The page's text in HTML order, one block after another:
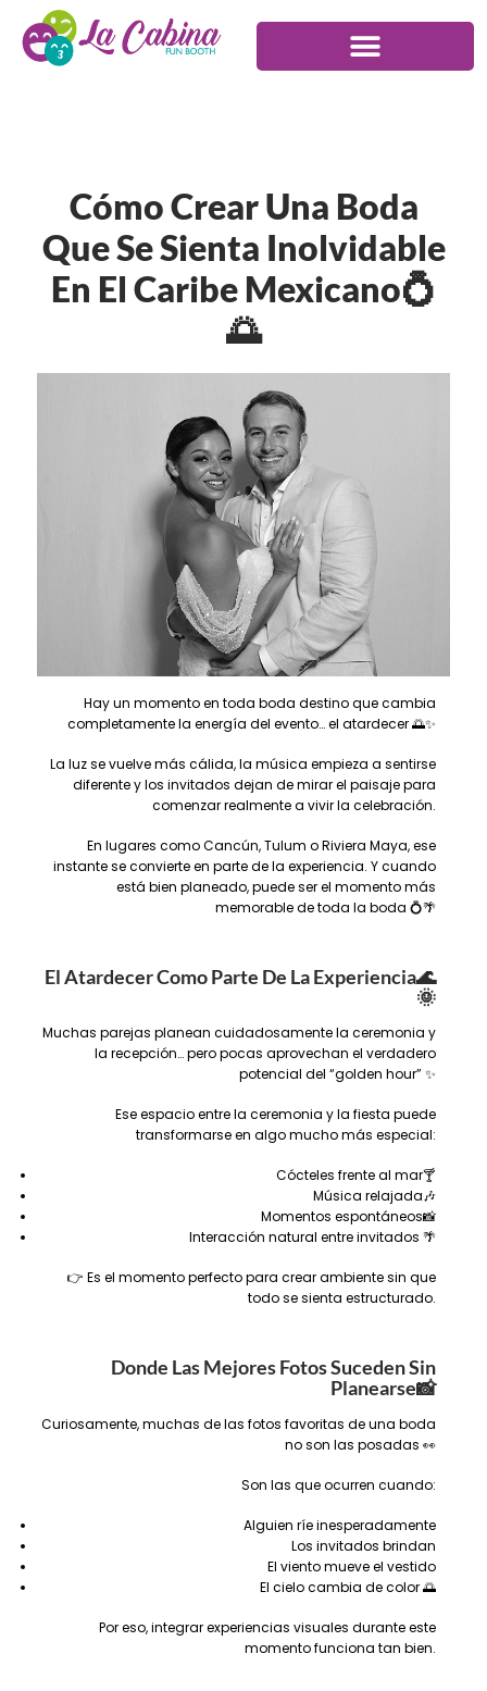
Cómo Crear Una Boda
Que Se Sienta Inolvidable
En El Caribe Mexicano💍
🌅
Hay un momento en toda boda destino que cambia
completamente la energía del evento… el atardecer 🌅✨
La luz se vuelve más cálida, la música empieza a sentirse
diferente y los invitados dejan de mirar el paisaje para
comenzar realmente a vivir la celebración.
En lugares como Cancún, Tulum o Riviera Maya, ese
instante se convierte en parte de la experiencia. Y cuando
está bien planeado, puede ser el momento más
memorable de toda la boda 💍🌴
El Atardecer Como Parte De La Experiencia🌊
🌞
Muchas parejas planean cuidadosamente la ceremonia y
la recepción… pero pocas aprovechan el verdadero
potencial del “golden hour” ✨
Ese espacio entre la ceremonia y la fiesta puede
transformarse en algo mucho más especial:
Cócteles frente al mar🍸
Música relajada🎶
Momentos espontáneos📸
Interacción natural entre invitados 🌴
👉 Es el momento perfecto para crear ambiente sin que
todo se sienta estructurado.
Donde Las Mejores Fotos Suceden Sin
Planearse📸
Curiosamente, muchas de las fotos favoritas de una boda
no son las posadas 👀
Son las que ocurren cuando:
Alguien ríe inesperadamente
Los invitados brindan
El viento mueve el vestido
El cielo cambia de color 🌅
Por eso, integrar experiencias visuales durante este
momento funciona tan bien.